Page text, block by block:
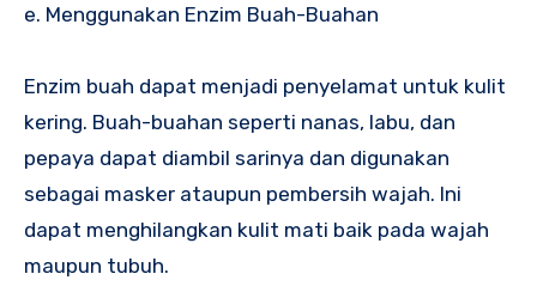
e. Menggunakan Enzim Buah-Buahan
Enzim buah dapat menjadi penyelamat untuk kulit
kering. Buah-buahan seperti nanas, labu, dan
pepaya dapat diambil sarinya dan digunakan
sebagai masker ataupun pembersih wajah. Ini
dapat menghilangkan kulit mati baik pada wajah
maupun tubuh.